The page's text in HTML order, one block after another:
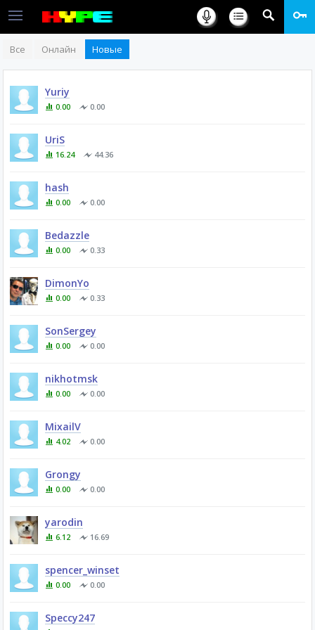
Все Онлайн Новые
Yuriy
0.00 0.00
UriS
16.24 44.36
hash
0.00 0.00
Bedazzle
0.00 0.33
DimonYo
0.00 0.33
SonSergey
0.00 0.00
nikhotmsk
0.00 0.00
MixailV
4.02 0.00
Grongy
0.00 0.00
yarodin
6.12 16.69
spencer_winset
0.00 0.00
Speccy247